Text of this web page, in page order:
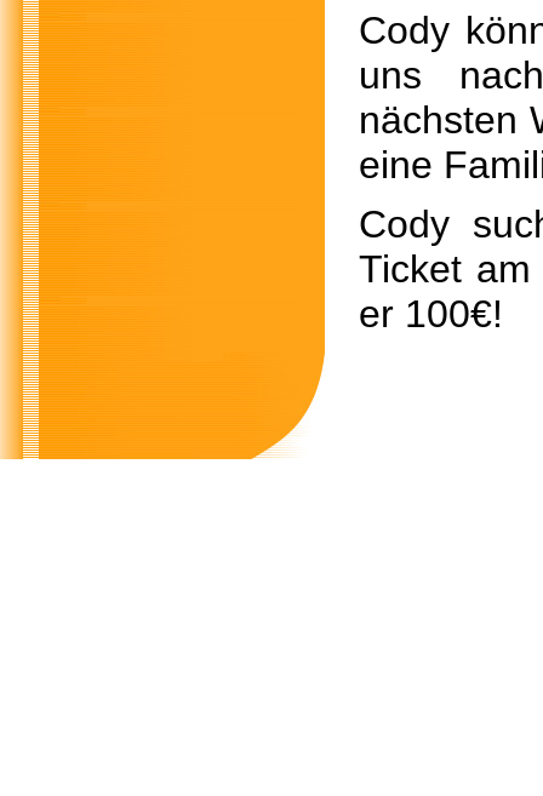
Cody
uns
nächsten
eine
Cody
Ticket
er 100€!